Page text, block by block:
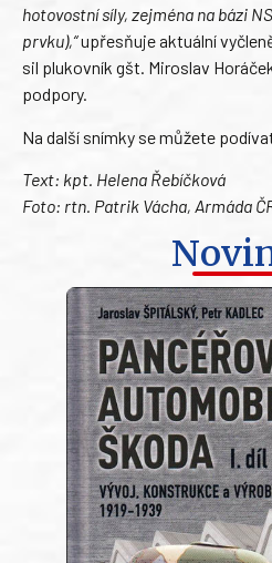
hotovostní síly, zejména na bázi
prvku),“upřesňuje aktuální
sil plukovník gšt. Miroslav
podpory.
Na další snímky se můžete
Text: kpt. Helena Řebíčková
Foto: rtn. Patrik Vácha, Armáda